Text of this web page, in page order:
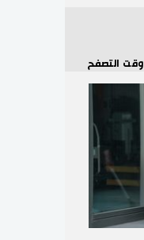
وقت التصفح